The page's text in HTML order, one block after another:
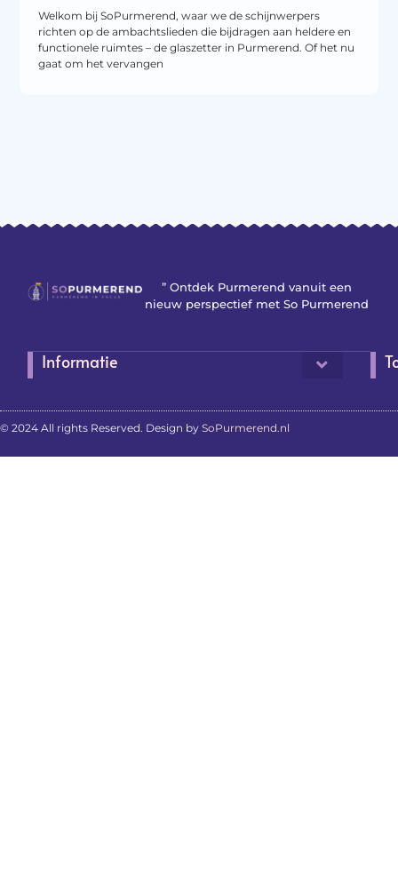
Welkom bij SoPurmerend, waar we de schijnwerpers
richten op de ambachtslieden die bijdragen aan heldere en
functionele ruimtes – de glaszetter in Purmerend. Of het nu
gaat om het vervangen
” Ontdek Purmerend vanuit een
nieuw perspectief met So Purmerend
Informatie
© 2024 All rights Reserved. Design by SoPurmerend.nl